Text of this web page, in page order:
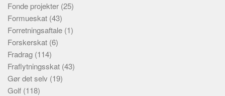
Fonde projekter (25)
Formueskat (43)
Forretningsaftale (1)
Forskerskat (6)
Fradrag (114)
Fraflytningsskat (43)
Gør det selv (19)
Golf (118)